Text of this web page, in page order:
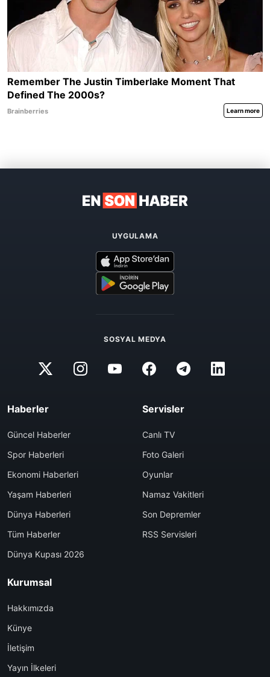
UYGULAMA
SOSYAL MEDYA
Haberler
Güncel Haberler
Spor Haberleri
Ekonomi Haberleri
Yaşam Haberleri
Dünya Haberleri
Tüm Haberler
Dünya Kupası 2026
Servisler
Canlı TV
Foto Galeri
Oyunlar
Namaz Vakitleri
Son Depremler
RSS Servisleri
Kurumsal
Hakkımızda
Künye
İletişim
Yayın İlkeleri